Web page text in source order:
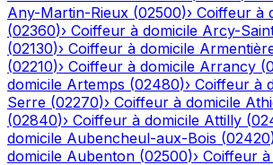
Any-Martin-Rieux (02500)› Coiffeur à
(02360)› Coiffeur à domicile Arcy-
(02130)› Coiffeur à domicile
(02210)› Coiffeur à domicile Arrancy (
domicile Artemps (02480)› Coiffeur à
Serre (02270)› Coiffeur à domicile
(02840)› Coiffeur à domicile Attilly (
domicile Aubencheul-aux-Bois (02420
domicile Aubenton (02500)› Coiffeur